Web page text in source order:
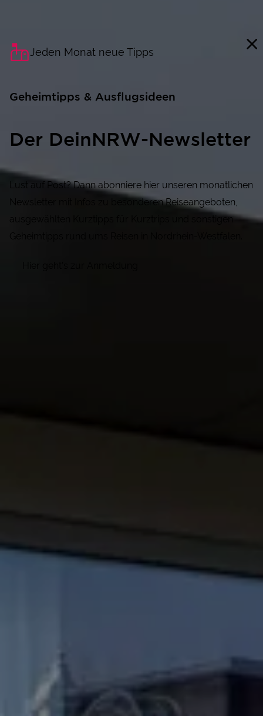
Jeden Monat neue Tipps
Geheimtipps & Ausflugsideen
Der DeinNRW-Newsletter
Lust auf Post? Dann abonniere hier unseren monatlichen
Newsletter mit Infos zu besonderen Reiseangeboten,
ausgewählten Kurztipps für Kurztrips und sonstigen